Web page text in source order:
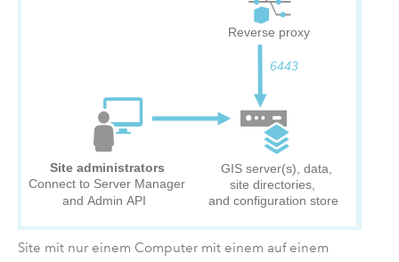
Site mit nur einem Computer mit einem auf einem